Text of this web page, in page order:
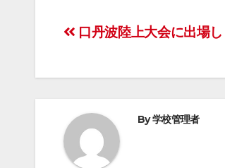
投
ビ
ゲ
口丹波陸上大会に出場
By学校管理者